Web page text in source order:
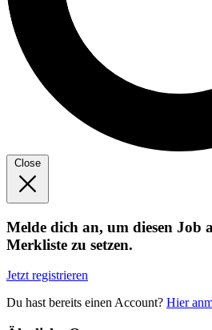
Close
Melde dich an, um diesen Job
Merkliste zu setzen.
Jetzt registrieren
Du hast bereits einen Account? Hier